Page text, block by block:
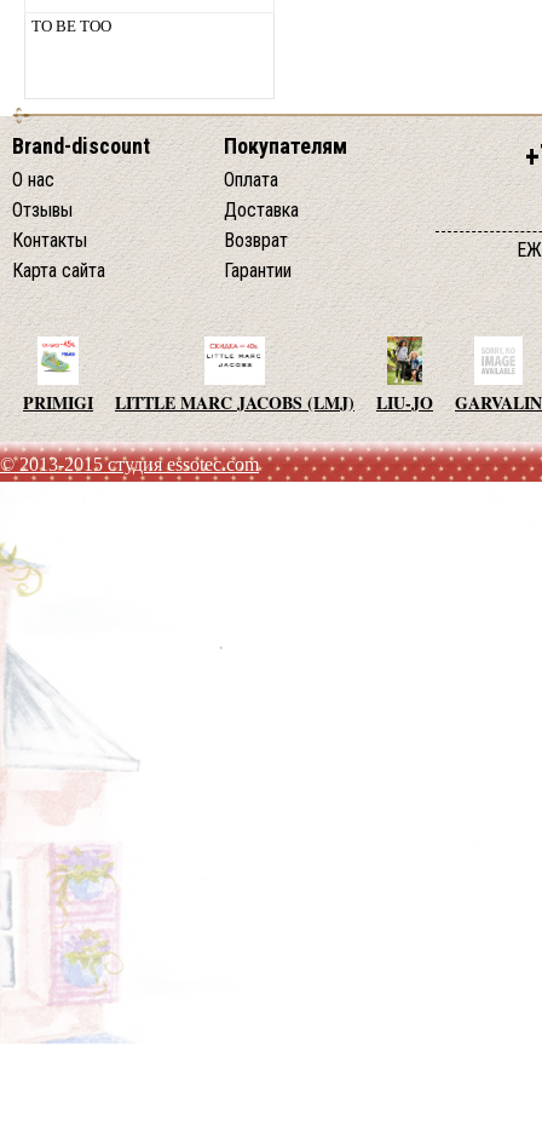
TO BE TOO
Brand-discount
О нас
Отзывы
Контакты
Карта сайта
Покупателям
Оплата
Доставка
Возврат
Гарантии
PRIMIGI LITTLE MARC JACOBS (LMJ) LIU-JO GARVALIN
© 2013-2015 студия essotec.com